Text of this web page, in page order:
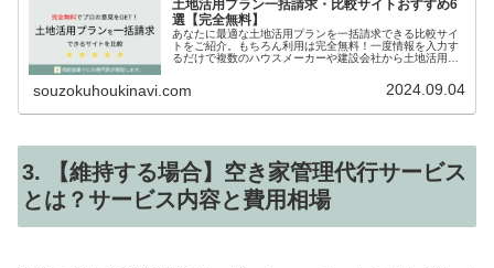
土地活用プラン一括請求・比較サイトおすすめ6
選【完全無料】
あなたに最適な土地活用プランを一括請求できる比較サイ
トをご紹介。もちろん利用は完全無料！一度情報を入力す
るだけで複数のハウスメーカーや建設会社から土地活用プ
souzokuhoukinavi.com 2024.09.04
3. 【維持する場合】空き家管理代行サービス
とは？サービス内容と費用相場